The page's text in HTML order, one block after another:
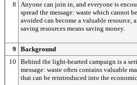
8
Anyone can join in, and everyone is
spread the message: waste which cannot be
avoided can become a valuable resource,
saving resources means saving money.
9
Background
10
Behind the light-hearted campaign is a
message: waste often contains valuable
that can be reintroduced into the